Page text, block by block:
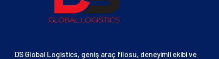
DS Global Logistics, geniş araç filosu, deneyimli ekibi ve